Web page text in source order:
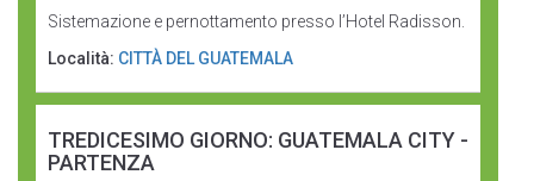
Sistemazione e pernottamento presso l’Hotel Radisson.
Località: CITTÀ DEL GUATEMALA
TREDICESIMO GIORNO: GUATEMALA CITY -
PARTENZA